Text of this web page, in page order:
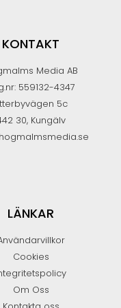
KONTAKT
Media AB
559132-4347
5c
30, Kungälv
LÄNKAR
Cookies
Om Oss